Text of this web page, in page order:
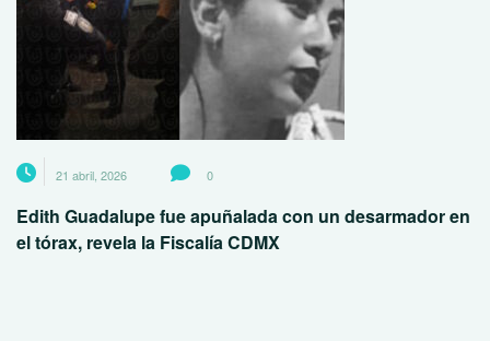
21 abril, 2026 0
Edith Guadalupe fue apuñalada con un desarmador en
el tórax, revela la Fiscalía CDMX